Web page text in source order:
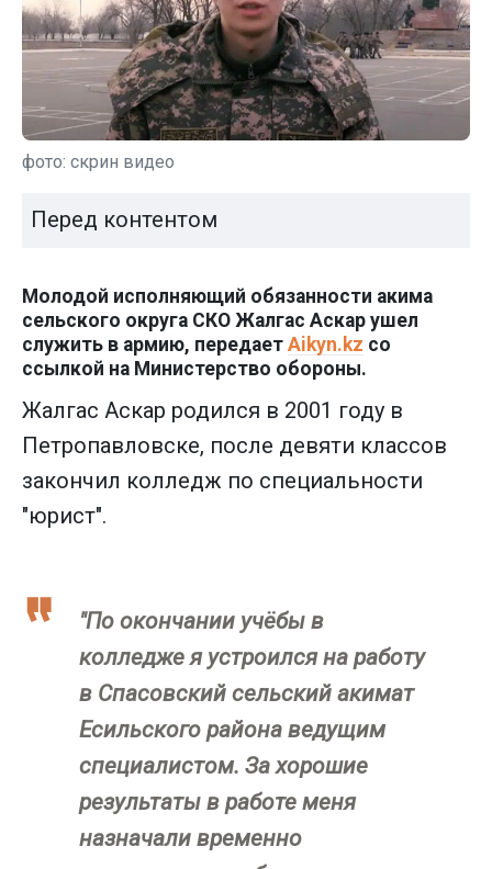
фото: скрин видео
Перед контентом
Молодой исполняющий обязанности акима
сельского округа СКО Жалгас Аскар ушел
служить в армию, передает Aikyn.kz со
ссылкой на Министерство обороны.
Жалгас Аскар родился в 2001 году в
Петропавловске, после девяти классов
закончил колледж по специальности
"юрист".
"По окончании учёбы в
колледже я устроился на работу
в Спасовский сельский акимат
Есильского района ведущим
специалистом. За хорошие
результаты в работе меня
назначали временно